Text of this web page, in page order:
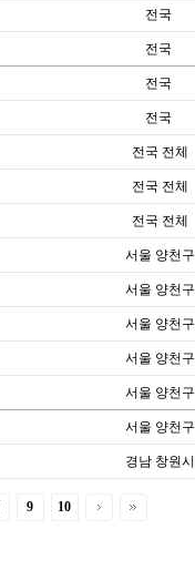
전국
전국
전국
전국
전국 전체
전국 전체
전국 전체
서울 양천구
서울 양천구
서울 양천구
서울 양천구
서울 양천구
서울 양천구
경남 창원시
9 10